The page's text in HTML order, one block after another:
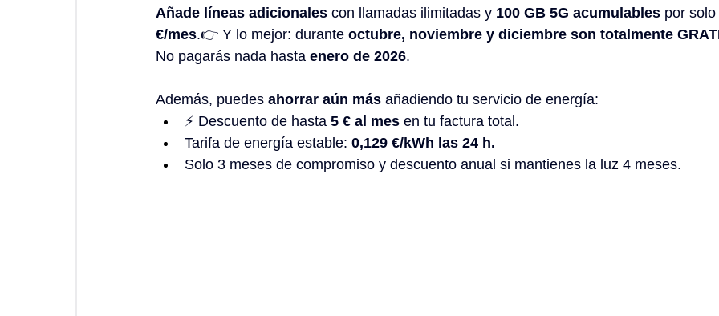
Añade líneas adicionales con llamadas ilimitadas y 100 GB 5G acumulables por solo
€/mes.👉 Y lo mejor: durante octubre, noviembre y diciembre son totalmente
No pagarás nada hasta enero de 2026.
Además, puedes ahorrar aún más añadiendo tu servicio de energía:
⚡ Descuento de hasta 5 € al mes en tu factura total.
Tarifa de energía estable: 0,129 €/kWh las 24 h.
Solo 3 meses de compromiso y descuento anual si mantienes la luz 4 meses.